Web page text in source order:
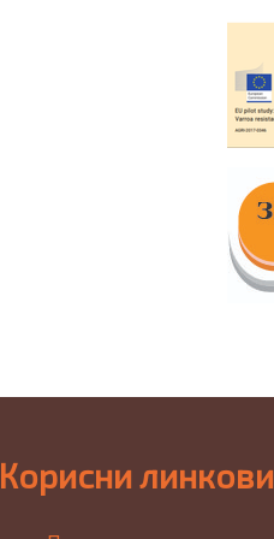
Корисни линкови